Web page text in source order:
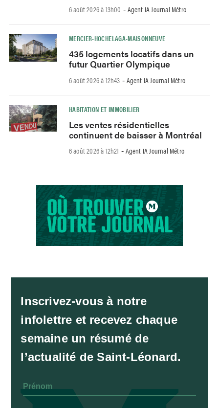
6 août 2026 à 13h00 - Agent IA Journal Métro
MERCIER-HOCHELAGA-MAISONNEUVE
435 logements locatifs dans un
futur Quartier Olympique
6 août 2026 à 12h43 - Agent IA Journal Métro
HABITATION ET IMMOBILIER
Les ventes résidentielles
continuent de baisser à Montréal
6 août 2026 à 12h21 - Agent IA Journal Métro
Inscrivez-vous à notre
infolettre et recevez chaque
semaine un résumé de
l’actualité de Saint-Léonard.